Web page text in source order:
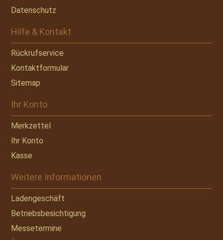
Datenschutz
Hilfe & Kontakt
Rückrufservice
Kontaktformular
Sitemap
Ihr Konto
Merkzettel
Ihr Konto
Kasse
Weitere Informationen
Ladengeschäft
Betriebsbesichtigung
Messetermine